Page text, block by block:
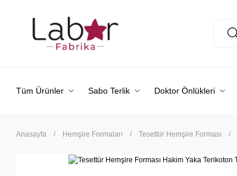
Tüm Ürünler Sabo Terlik Doktor Önlükleri
Anasayfa Hemşire Formaları Tesettür Hemşire Forması